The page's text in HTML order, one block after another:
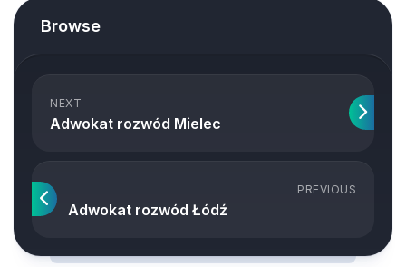
Browse
NEXT
Adwokat rozwód Mielec
PREVIOUS
Adwokat rozwód Łódź